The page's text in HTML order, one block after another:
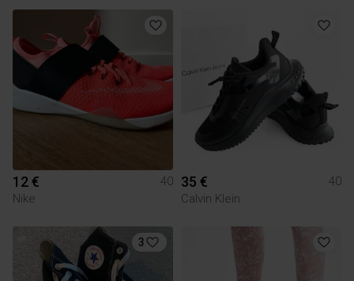
12 €
40
Nike
35 €
40
Calvin Klein
3